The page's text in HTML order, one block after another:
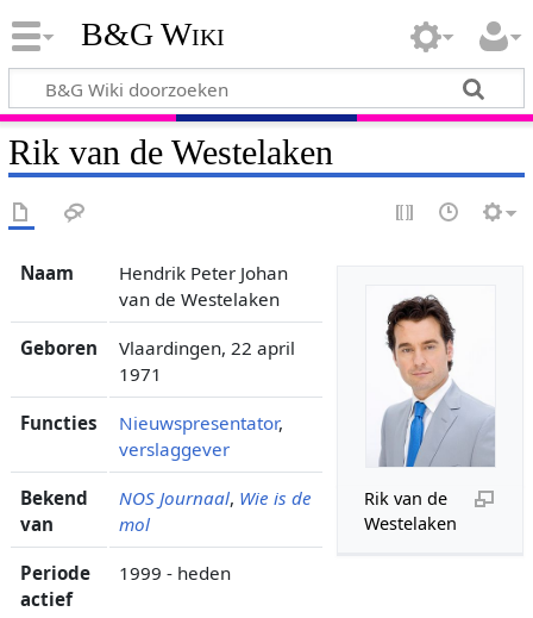
B&G Wiki
Rik van de Westelaken
Rik van de
Westelaken
Naam
Hendrik Peter Johan
van de Westelaken
Geboren
Vlaardingen, 22 april
1971
Functies Nieuwspresentator,
verslaggever
Bekend
van
NOS Journaal, Wie is de
mol
Periode
actief
1999 - heden